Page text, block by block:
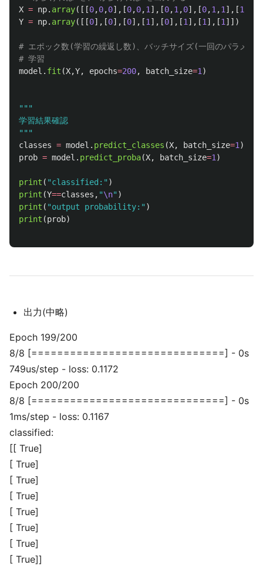
X = np. array([[0,0,0],[0,0,1],[0,1,0],[0,1,1],[1
Y = np. array([[0],[0],[0],[1],[0],[1],[1],[1]])
# エポック数(学習の繰返し数)、バッチサイズ(一回のパラメー
model . fit (X,Y, epochs=200, batch_size=1)
"""
"""
classes = model . predict_classes (X, batch_size=1)
prob = model . predict_proba(X, batch_size=1)
print ( "classified: " )
print (Y==classes , "\n" )
print ( "output probability: " )
print (prob)
出力(中略)
Epoch 199/200
8/8 [==============================] - 0s
749us/step - loss: 0.1172
Epoch 200/200
8/8 [==============================] - 0s
1ms/step - loss: 0.1167
classified:
[[ True]
[ True]
[ True]
[ True]
[ True]
[ True]
[ True]
[ True]]